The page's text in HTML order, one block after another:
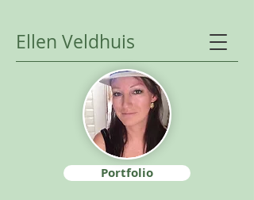
Ellen Veldhuis
Portfolio